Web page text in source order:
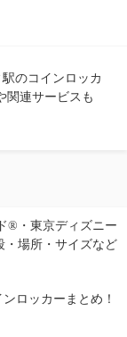
のコインロッカ
関連サービスも
®・東京ディズニー
・場所・サイズなど
ロッカーまとめ！